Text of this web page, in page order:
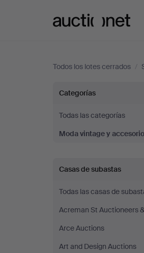
Todos los lotes cerrados /
Moda
vintage
y
accesorios
en
Stockholms
Auktionsverk
Categorías
Todas las categorías
Moda vintage y
Casas de subastas
Todas las casas de
Acreman St Auctioneers
Arce Auctions
Art and Design Auctions